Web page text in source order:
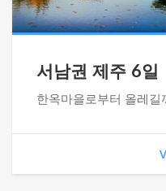
서남권 제주 6일
한옥마을로부터 올레